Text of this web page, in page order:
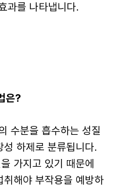
과를 나타냅니다.
은?
수분을 흡수하는 성질
하제로 분류됩니다.
가지고 있기 때문에
해야 부작용을 예방하